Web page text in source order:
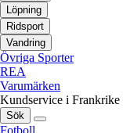
Löpning
Ridsport
Vandring
Övriga Sporter
REA
Varumärken
Kundservice i Frankrike
Sök
Fotboll